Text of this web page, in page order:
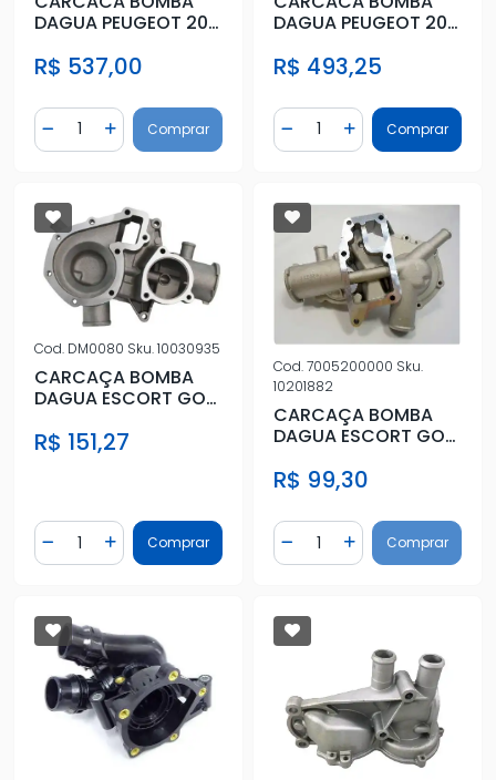
DAGUA PEUGEOT 206
R$ 537,00
Diminuir Quantidade
Quantidade
Adicionar Quantidade
Comprar
DAGUA PEUGEOT 206
R$ 493,25
Diminuir Quantidade
Quantidade
AdicionarComprar
Cod. DM0080 Sku.10030935
CARCAÇA BOMBA
DAGUA ESCORT GOL
R$ 151,27
Diminuir Quantidade
Quantidade
Adicionar Quantidade
Comprar
Cod.7005200000 Sku.
10201882
CARCAÇA BOMBA
DAGUA ESCORT GOL
R$ 99,30
Diminuir Quantidade
Quantidade
AdicionarComprar